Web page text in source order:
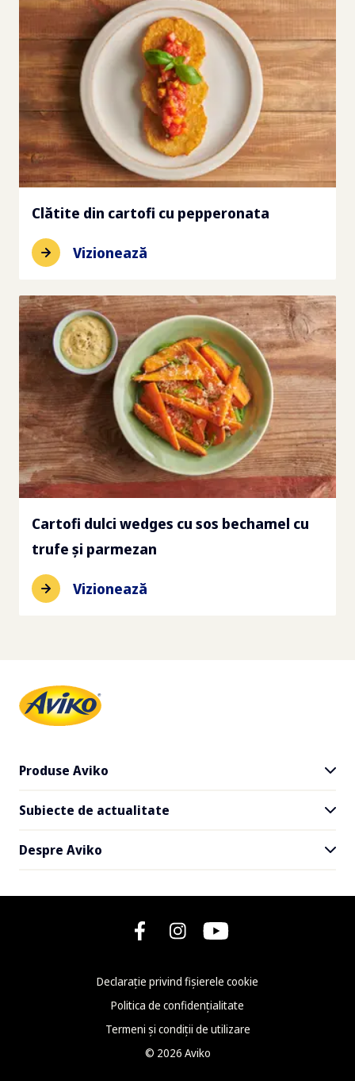
Clătite din cartofi cu pepperonata
Vizionează
Cartofi dulci wedges cu sos bechamel cu
trufe și parmezan
Vizionează
Produse Aviko
Toate produsele
Cartofi SuperCrunch
Subiecte de actualitate
Livrare și la pachet
Despre Aviko
Faceți cunoștință cu Aviko
Ce este nou la Aviko
Declarație privind fișierele cookie
Politica de confidențialitate
Termeni și condiții de utilizare
© 2026 Aviko